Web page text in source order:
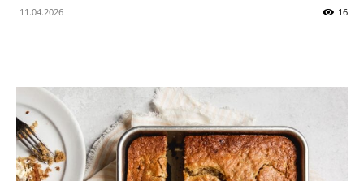
11.04.2026 16